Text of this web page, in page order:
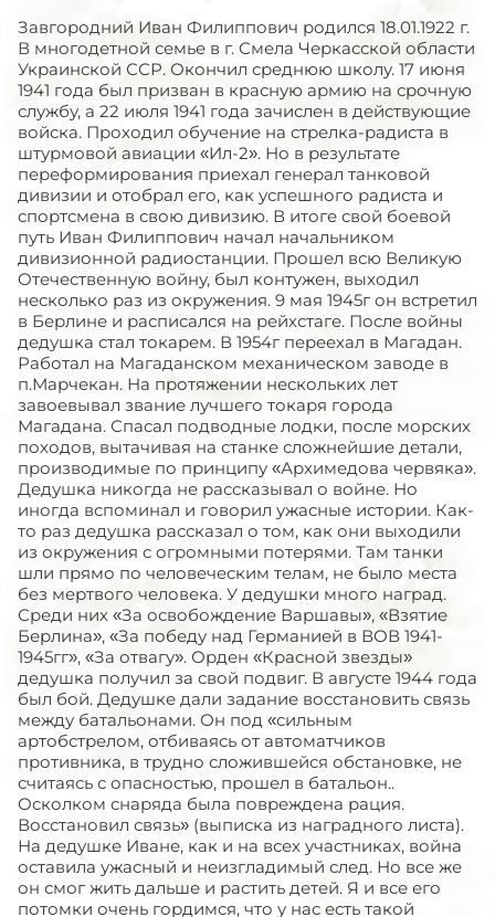
Завгородний Иван Филиппович родился 18.01.1922 г.
В многодетной семье в г. Смела Черкасской области
Украинской ССР. Окончил среднюю школу. 17 июня
1941 года был призван в красную армию на срочную
службу, а 22 июля 1941 года зачислен в действующие
войска. Проходил обучение на стрелка-радиста в
штурмовой авиации «Ил-2». Но в результате
переформирования приехал генерал танковой
дивизии и отобрал его, как успешного радиста и
спортсмена в свою дивизию. В итоге свой боевой
путь Иван Филиппович начал начальником
дивизионной радиостанции. Прошел всю Великую
Отечественную войну, был контужен, выходил
несколько раз из окружения. 9 мая 1945г он встретил
в Берлине и расписался на рейхстаге. После войны
дедушка стал токарем. В 1954г переехал в Магадан.
Работал на Магаданском механическом заводе в
п.Марчекан. На протяжении нескольких лет
завоевывал звание лучшего токаря города
Магадана. Спасал подводные лодки, после морских
походов, вытачивая на станке сложнейшие детали,
производимые по принципу «Архимедова червяка».
Дедушка никогда не рассказывал о войне. Но
иногда вспоминал и говорил ужасные истории. Как-
то раз дедушка рассказал о том, как они выходили
из окружения с огромными потерями. Там танки
шли прямо по человеческим телам, не было места
без мертвого человека. У дедушки много наград.
Среди них «За освобождение Варшавы», «Взятие
Берлина», «За победу над Германией в ВОВ 1941-
1945гг», «За отвагу». Орден «Красной звезды»
дедушка получил за свой подвиг. В августе 1944 года
был бой. Дедушке дали задание восстановить связь
между батальонами. Он под «сильным
артобстрелом, отбиваясь от автоматчиков
противника, в трудно сложившейся обстановке, не
считаясь с опасностью, прошел в батальон..
Осколком снаряда была повреждена рация.
Восстановил связь» (выписка из наградного листа).
На дедушке Иване, как и на всех участниках, война
оставила ужасный и неизгладимый след. Но все же
он смог жить дальше и растить детей. Я и все его
потомки очень гордимся, что у нас есть такой